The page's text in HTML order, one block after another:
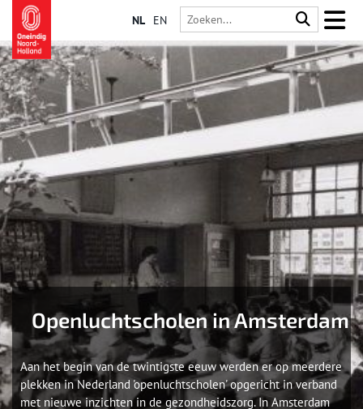
NL EN
Openluchtscholen in Amsterdam
Aan het begin van de twintigste eeuw werden er op meerdere
plekken in Nederland 'openluchtscholen' opgericht in verband
met nieuwe inzichten in de gezondheidszorg. In Amsterdam